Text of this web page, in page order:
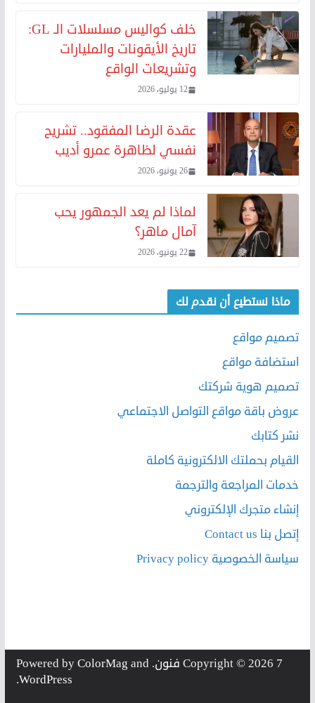
خلف كواليس مسلسلات الـ GL:
تاريخ الأيقونات والمليارات
وتشريعات الواقع
12 يوليو، 2026
عقدة الرضا المفقود.. تشريح
نفسي لظاهرة عمرو أديب
26 يونيو، 2026
لماذا لم يعد الجمهور يحب
آمال ماهر؟
22 يونيو، 2026
ماذا نستطيع أن نقدم لك
تصميم مواقع
استضافة مواقع
تصميم هوية شركتك
عروض باقة مواقع التواصل الاجتماعي
نشر كتابك
القيام بحملتك الالكترونية كاملة
خدمات المراجعة والترجمة
إنشاء متجرك الإلكتروني
إتصل بنا Contact us
سياسة الخصوصية Privacy policy
Copyright © 2026 7 فنون . Powered by
ColorMag and
WordPress
.